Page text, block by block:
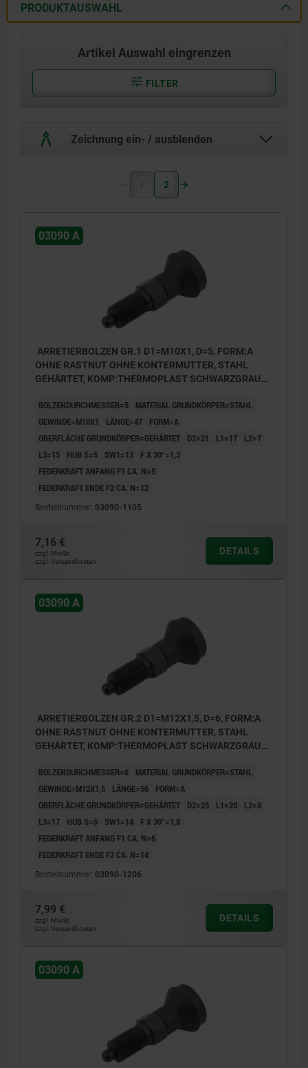
PRODUKTAUSWAHL
Artikel Auswahl eingrenzen
FILTER
Zeichnung ein- / ausblenden
1 2
03090 A
ARRETIERBOLZEN GR.1 D1=M10X1, D=5, FORM:A
OHNE RASTNUT OHNE KONTERMUTTER, STAHL
GEHÄRTET, KOMP:THERMOPLAST SCHWARZGRAU
BOLZENDURCHMESSER=5
MATERIAL GRUNDKÖRPER=STAHL
GEWINDE=M10X1
LÄNGE=47
FORM=A
OBERFLÄCHE GRUNDKÖRPER=GEHÄRTET
D2=21 L1=17
L2=7
L3=15
HUB S=5 SW1=13
F X 30°=1,3
FEDERKRAFT ANFANG F1 CA. N=5
FEDERKRAFT ENDE F2 CA. N=12
Bestellnummer: 03090-1105
7,16 €
zzgl. MwSt.
zzgl. Versandkosten
DETAILS
03090 A
ARRETIERBOLZEN GR.2 D1=M12X1,5, D=6, FORM:A
OHNE RASTNUT OHNE KONTERMUTTER, STAHL
GEHÄRTET, KOMP:THERMOPLAST SCHWARZGRAU
BOLZENDURCHMESSER=6
MATERIAL GRUNDKÖRPER=STAHL
GEWINDE=M12X1,5
LÄNGE=56
FORM=A
OBERFLÄCHE GRUNDKÖRPER=GEHÄRTET
D2=25 L1=20
L2=8
L3=17
HUB S=6 SW1=14
F X 30°=1,8
FEDERKRAFT ANFANG F1 CA. N=6
FEDERKRAFT ENDE F2 CA. N=14
Bestellnummer: 03090-1206
7,99 €
zzgl. MwSt.
zzgl. Versandkosten
DETAILS
03090 A